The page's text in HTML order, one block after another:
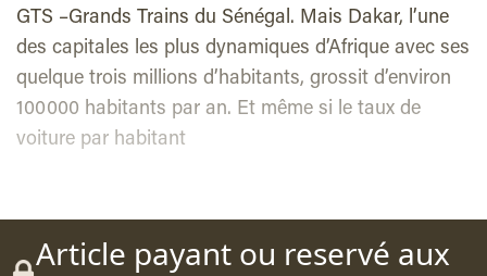
GTS –Grands Trains du Sénégal. Mais Dakar, l’une
des capitales les plus dynamiques d’Afrique avec ses
quelque trois millions d’habitants, grossit d’environ
100 000 habitants par an. Et même si le taux de
voiture par habitant
Article payant ou reservé aux